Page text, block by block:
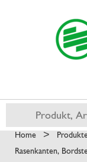
Home >
Rasenkanten,